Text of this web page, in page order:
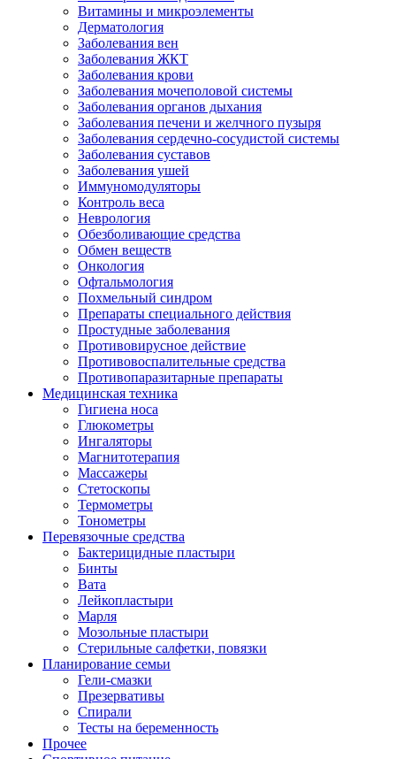
Витамины и микроэлементы
Дерматология
Заболевания вен
Заболевания ЖКТ
Заболевания крови
Заболевания мочеполовой системы
Заболевания органов дыхания
Заболевания печени и желчного пузыря
Заболевания сердечно-сосудистой системы
Заболевания суставов
Заболевания ушей
Иммуномодуляторы
Контроль веса
Неврология
Обезболивающие средства
Обмен веществ
Онкология
Офтальмология
Похмельный синдром
Препараты специального действия
Простудные заболевания
Противовирусное действие
Противовоспалительные средства
Противопаразитарные препараты
Медицинская техника
Гигиена носа
Глюкометры
Ингаляторы
Магнитотерапия
Массажеры
Стетоскопы
Термометры
Тонометры
Перевязочные средства
Бактерицидные пластыри
Бинты
Вата
Лейкопластыри
Марля
Мозольные пластыри
Стерильные салфетки, повязки
Планирование семьи
Гели-смазки
Презервативы
Спирали
Тесты на беременность
Прочее